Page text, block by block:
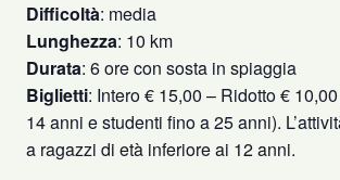
Difficoltà: media
Lunghezza: 10 km
Durata: 6 ore con sosta in spiaggia
Biglietti: Intero € 15,00 – Ridotto €
14 anni e studenti fino a 25 anni).
a ragazzi di età inferiore ai 12 anni.